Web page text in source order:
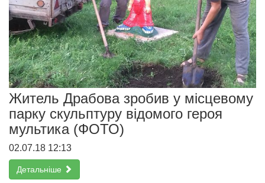
Житель Драбова зробив у місцевому
парку скульптуру відомого героя
мультика (ФОТО)
02.07.18 12:13
Детальніше